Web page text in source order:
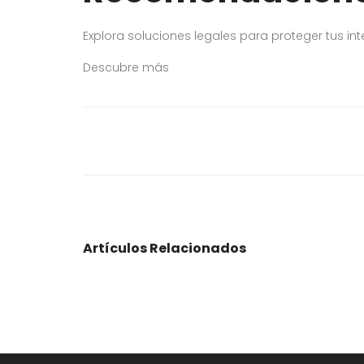
Explora soluciones legales para proteger tus
Descubre más
Artículos Relacionados